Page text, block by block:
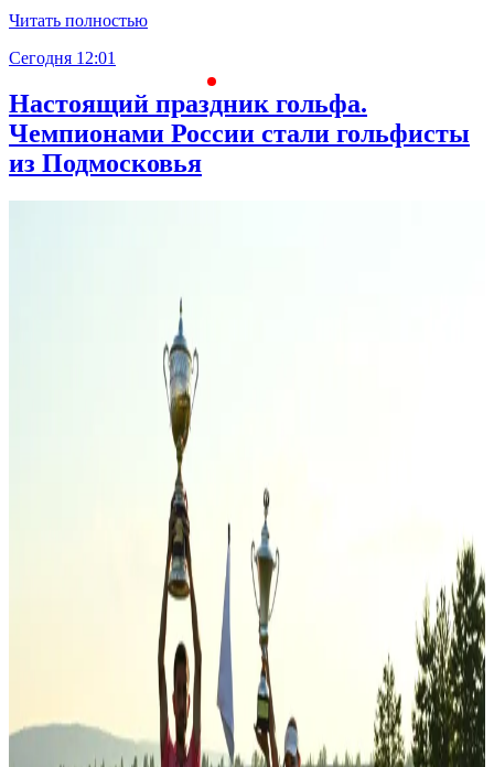
Читать полностью
Сегодня 12:01
Настоящий праздник гольфа.
Чемпионами России стали гольфисты
из Подмосковья